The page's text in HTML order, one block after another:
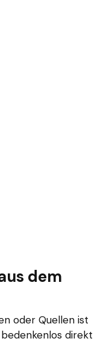
dem
oder Quellen ist
direkt